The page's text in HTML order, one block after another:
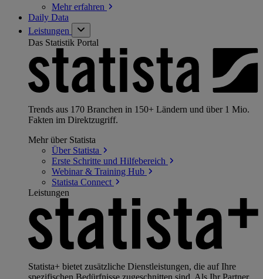
Mehrerfahren
Daily Data
Leistungen
Das Statistik Portal
Trends aus 170 Branchen in 150+ Ländern und über 1 Mio.
Fakten im Direktzugriff.
Mehr über Statista
Über Statista
Erste Schritte und Hilfebereich
Webinar & Training Hub
Statista Connect
Leistungen
Statista+ bietet zusätzliche Dienstleistungen, die auf Ihre
spezifischen Bedürfnisse zugeschnitten sind. Als Ihr Partner